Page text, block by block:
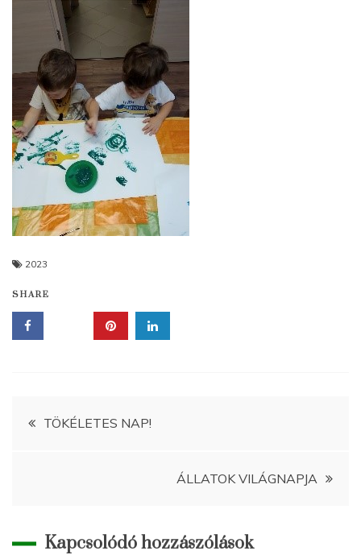
2023
SHARE
Bejegyzés
TÖKÉLETES NAP!
ÁLLATOK VILÁGNAPJA
Kapcsolódó hozzászólások